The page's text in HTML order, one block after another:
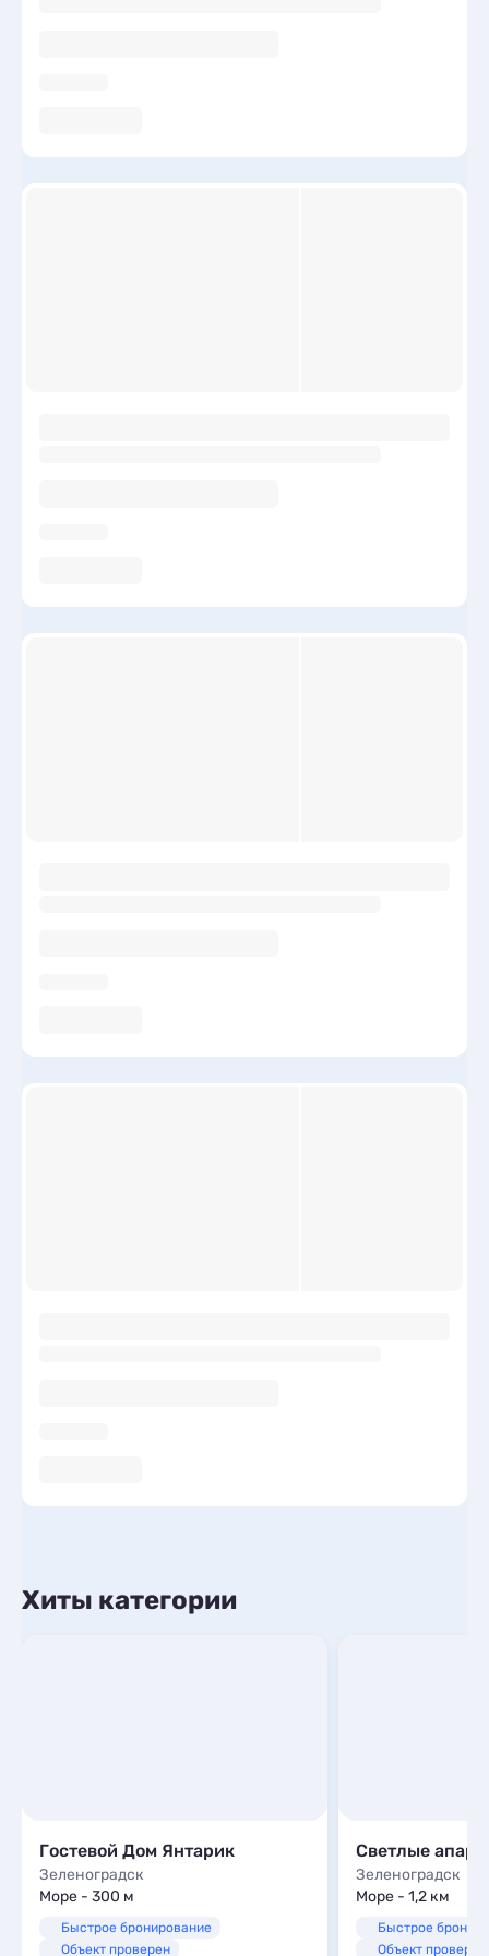
Хиты категории
Гостевой Дом Янтарик
Зеленоградск
Море - 300 м
Быстрое бронирование
Объект проверен
Зеленоградск
Море - 1,2 км
Быстрое
Объект проверен